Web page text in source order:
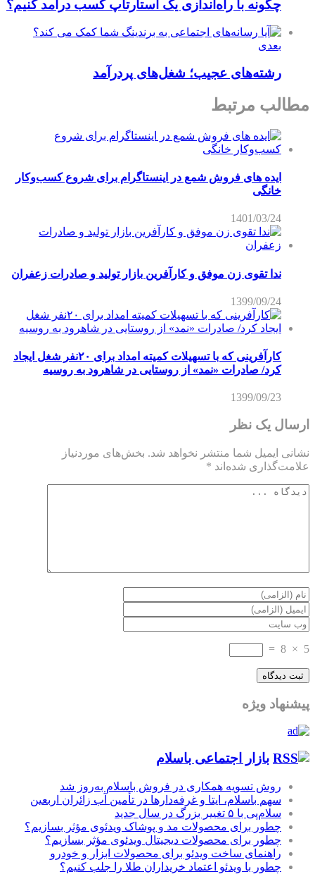
چگونه با راه‌اندازی یک استارتاپ کسب درآمد کنیم؟
بعدی
رشته‌های عجیب؛ شغل‌های پردرآمد
مرتبط
ایده های فروش شمع در اینستاگرام برای شروع کسب‌وکار
خانگی
1401/03/24
ندا تقوی زن موفق و کارآفرین بازار تولید و صادرات زعفران
1399/09/24
کارآفرینی که با تسهیلات کمیته امداد برای ۲۰نفر شغل ایجاد
کرد/ صادرات «نمد» از روستایی در شاهرود به روسیه
1399/09/23
یک نظر
ایمیل شما منتشر نخواهد شد. بخش‌های موردنیاز
شده‌اند*
=
ویژه
بازار اجتماعی باسلام
روش تسویه همکاری در فروش باسلام به‌روز شد
سهم باسلام، ایتا و غرفه‌دارها در تأمین آب زائران اربعین
سلام‌پی با ۵ تغییر بزرگ در سال جدید
چطور برای محصولات مد و پوشاک ویدئوی مؤثر بسازیم؟
چطور برای محصولات دیجیتال ویدئوی مؤثر بسازیم؟
راهنمای ساخت ویدئو برای محصولات ابزار و خودرو
چطور با ویدئو اعتماد خریداران طلا را جلب کنیم؟